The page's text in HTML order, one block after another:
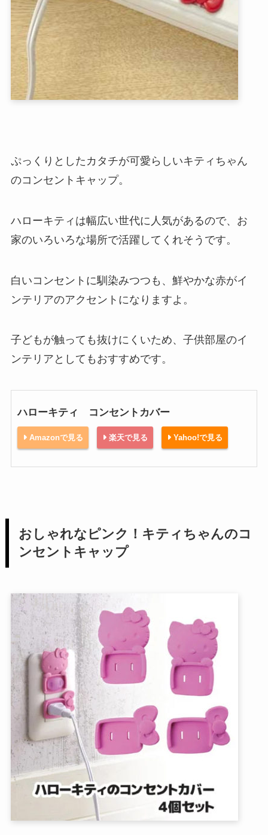
ぷっくりとしたカタチが可愛らしいキティちゃん
のコンセントキャップ。
ハローキティは幅広い世代に人気があるので、お
家のいろいろな場所で活躍してくれそうです。
白いコンセントに馴染みつつも、鮮やかな赤がイ
ンテリアのアクセントになりますよ。
子どもが触っても抜けにくいため、子供部屋のイ
ンテリアとしてもおすすめです。
ハローキティ コンセントカバー
Amazonで見る 楽天で見る Yahoo!で見る
おしゃれなピンク！キティちゃんのコ
ンセントキャップ